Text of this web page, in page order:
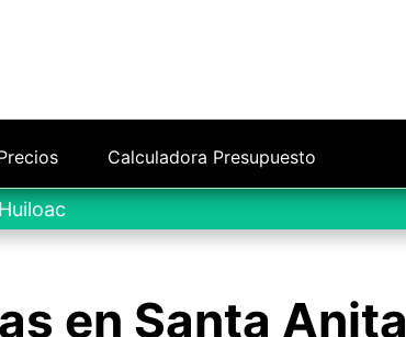
Calculadora Presupuesto
en Santa Anita